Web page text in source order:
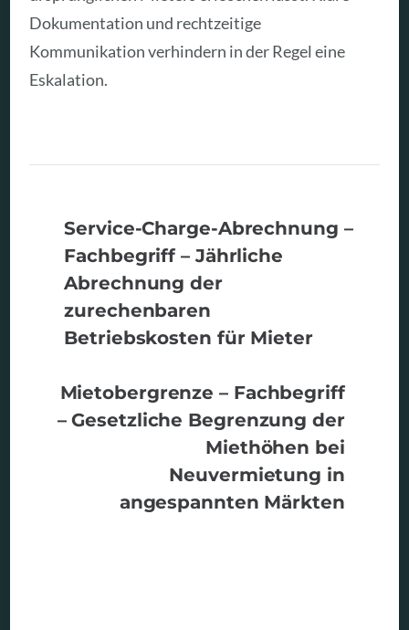
Dokumentation und rechtzeitige
Kommunikation verhindern in der Regel eine
Eskalation.
Service-Charge-Abrechnung –
Fachbegriff – Jährliche
Abrechnung der
zurechenbaren
Betriebskosten für Mieter
Mietobergrenze – Fachbegriff
– Gesetzliche Begrenzung der
Miethöhen bei
Neuvermietung in
angespannten Märkten